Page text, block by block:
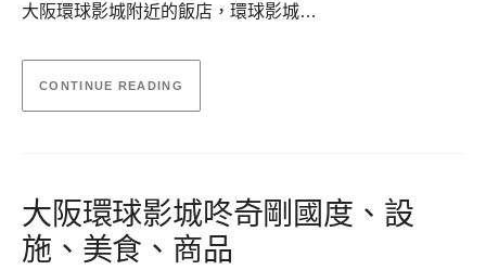
大阪環球影城附近的飯店，環球影城…
CONTINUE READING
大阪環球影城咚奇剛國度、設
施、美食、商品